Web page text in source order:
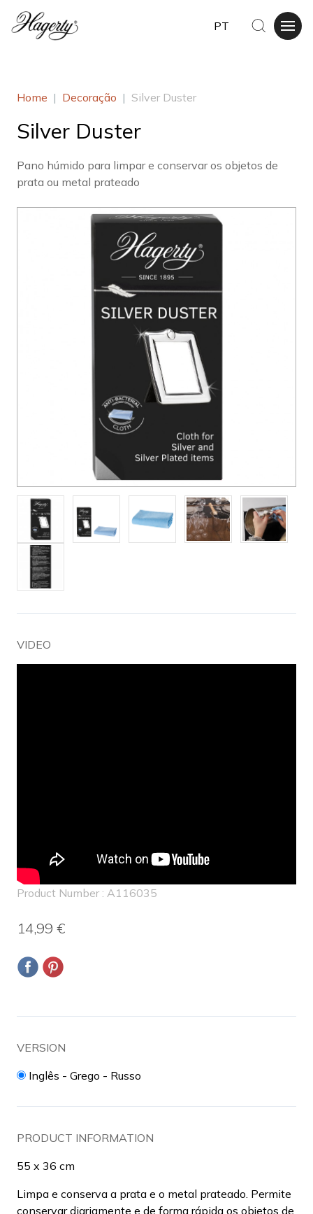
PT
Home | Decoração | Silver Duster
Silver Duster
Pano húmido para limpar e conservar os objetos de
prata ou metal prateado
VIDEO
Product Number : A116035
14,99 €
VERSION
Inglês - Grego - Russo
PRODUCT INFORMATION
55 x 36 cm
Limpa e conserva a prata e o metal prateado. Permite
conservar diariamente e de forma rápida os objetos de